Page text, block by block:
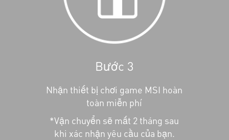
Bước 3
Nhận thiết bị chơi game MSI hoàn
toàn miễn phí
*Vận chuyển sẽ mất 2 tháng sau
khi xác nhận yêu cầu của bạn.